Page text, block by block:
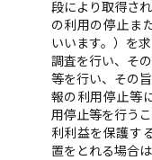
段により取得さ
の利用の停止ま
いいます。）を
調査を行い、そ
等を行い、その
報の利用停止等
用停止等を行う
利利益を保護す
置をとれる場合